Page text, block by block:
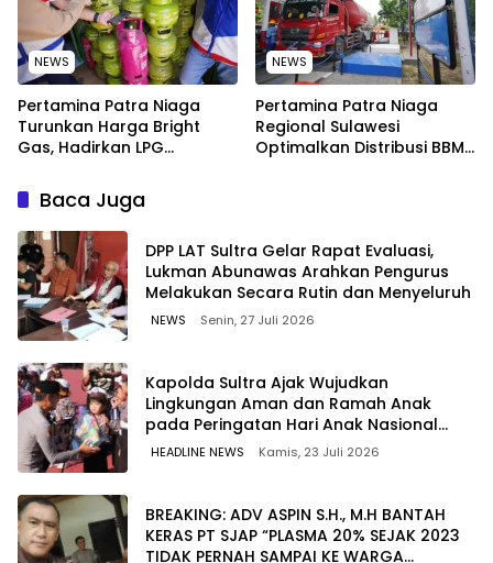
NEWS
Pertamina Patra Niaga
Turunkan Harga Bright
Gas, Hadirkan LPG
Lebih Kompetitif
NEWS
Pertamina Patra Niaga
Regional Sulawesi
Optimalkan Distribusi BBM
Baca Juga
‎DPP LAT Sultra Gelar Rapat Evaluasi,
Lukman Abunawas Arahkan Pengurus
Melakukan Secara Rutin dan Menyeluruh
NEWS Senin, 27 Juli 2026
Kapolda Sultra Ajak Wujudkan
Lingkungan Aman dan Ramah Anak
pada Peringatan Hari Anak Nasional
2026
HEADLINE NEWS Kamis, 23 Juli 2026
BREAKING: ADV ASPIN S.H., M.H BANTAH
KERAS PT SJAP “PLASMA 20% SEJAK 2023
TIDAK PERNAH SAMPAI KE WARGA